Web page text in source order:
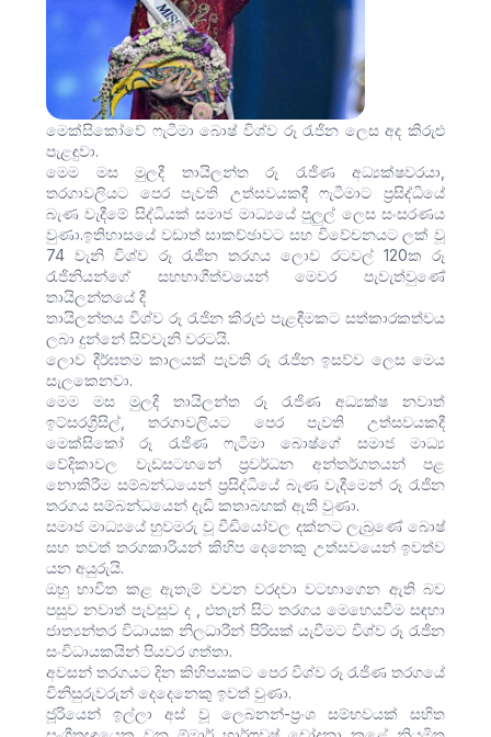
මෙක්සිකෝවේ ෆැටීමා බොෂ් විශ්ව රූ රැජින ලෙස අද කිරුළු
පැළඳුවා.
මෙම මස මුලදී තායිලන්ත රූ රැජිණ අධ්‍යක්ෂවරයා,
තරගාවලියට පෙර පැවති උත්සවයකදී ෆැටීමාට ප්‍රසිද්ධියේ
බැණ වැදීමේ සිද්ධියක් සමාජ මාධ්‍යයේ පුලුල් ලෙස සංසරණය
වුණා.ඉතිහාසයේ වඩාත් සාකච්ඡාවට සහ විවේචනයට ලක් වූ
74 වැනි විශ්ව රූ රැජින තරගය ලොව රටවල් 120ක රූ
රැජිනියන්ගේ සහභාගීත්වයෙන් මෙවර පැවැත්වුණේ
තායිලන්තයේ දී
තායිලන්තය විශ්ව රූ රැජින කිරුළු පැළඳීමකට සත්කාරකත්වය
ලබා දුන්නේ සිව්වැනි වරටයි.
ලොව දීර්ඝතම කාලයක් පැවති රූ රැජින ඉසව්ව ලෙස මෙය
සැලකෙනවා.
මෙම මස මුලදී තායිලන්ත රූ රැජිණ අධ්‍යක්ෂ නවාත්
ඉට්සරග්‍රීසිල්, තරගාවලියට පෙර පැවති උත්සවයකදී
මෙක්සිකෝ රූ රැජිණ ෆැටීමා බොෂ්ගේ සමාජ මාධ්‍ය
වේදිකාවල වැඩසටහනේ ප්‍රවර්ධන අන්තර්ගතයන් පළ
නොකිරීම සම්බන්ධයෙන් ප්‍රසිද්ධියේ බැණ වැදීමෙන් රූ රැජින
තරගය සම්බන්ධයෙන් දැඩි කතාබහක් ඇති වුණා.
සමාජ මාධ්‍යයේ හුවමරු වූ වීඩියෝවල දක්නට ලැබුණේ බොෂ්
සහ තවත් තරගකාරියන් කිහිප දෙනෙකු උත්සවයෙන් ඉවත්ව
යන අයුරුයි.
ඔහු භාවිත කළ ඇතැම් වචන වරදවා වටහාගෙන ඇති බව
පසුව නවාත් පැවසුව ද , එතැන් සිට තරගය මෙහෙයවීම සඳහා
ජාත්‍යන්තර විධායක නිලධාරීන් පිරිසක් යැවීමට විශ්ව රූ රැජින
සංවිධායකයින් පියවර ගත්තා.
අවසන් තරගයට දින කිහිපයකට පෙර විශ්ව රූ රැජිණ තරගයේ
විනිසුරුවරුන් දෙදෙනෙකු ඉවත් වුණා.
ජූරියෙන් ඉල්ලා අස් වූ ලෙබනන්-ප්‍රංශ සම්භවයක් සහිත